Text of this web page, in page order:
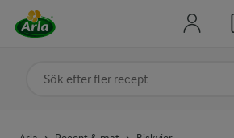
Sök på kategori eller ingrediens